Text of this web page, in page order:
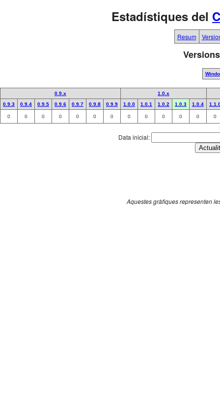
Estadístiques del
Resum
0.9.x
1.0.x
0.9.3
0.9.4 0.9.5 0.9.6 0.9.7 0.9.8 0.9.9 1.0.0 1.0.1 1.0.2 1.0.3 1.0.4
0 0 0 0 0 0 0 0 0 0 0 0 0
Data inicial:
Aquestes gràfiques representen